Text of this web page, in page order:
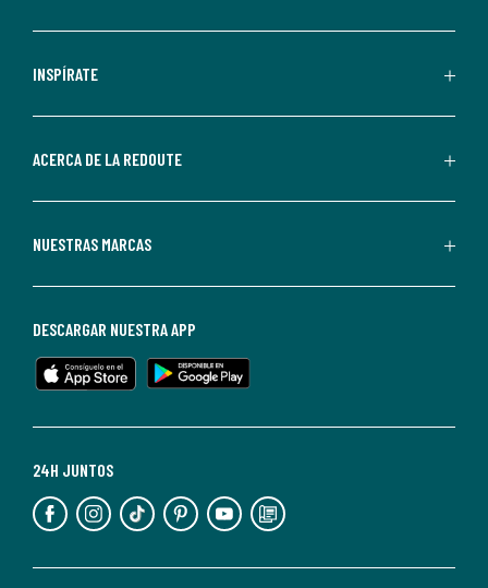
comerciales
personalizadas
parte
Redoute.
de
en
cualquier
Para
información,
puedes
INSPÍRATE
ACERCA DE LA REDOUTE
NUESTRAS MARCAS
24H JUNTOS
DESCARGAR NUESTRA APP